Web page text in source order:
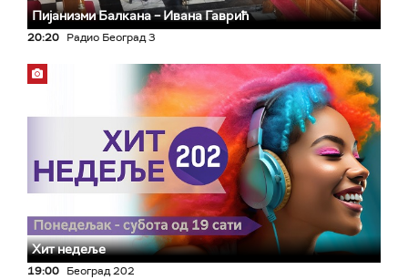
Пијанизми Балкана – Ивана Гаврић
20:20 Радио Београд 3
Хит недеље
19:00 Београд 202